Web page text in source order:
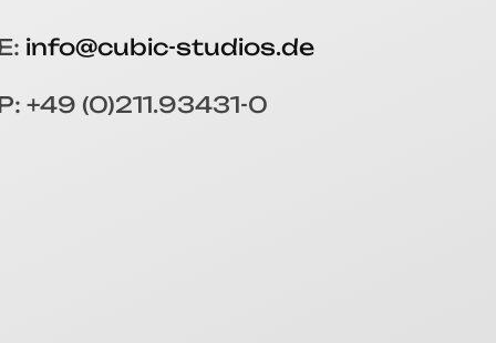
info@cubic-studios.de
+49 (0)211.93431-0